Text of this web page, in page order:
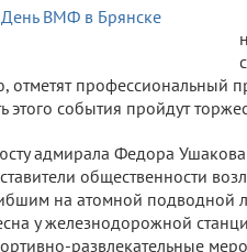
отметят профессиональный
этого события пройдут
адмирала Федора
общественности
на атомной подводной
у железнодорожной
развлекательные